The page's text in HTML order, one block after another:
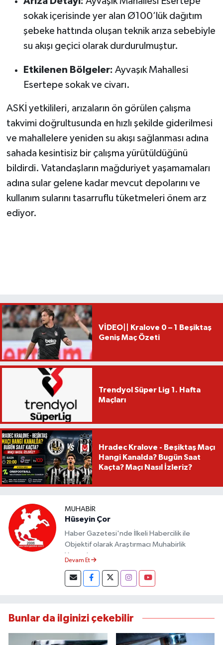
sokak içerisinde yer alan Ø100’lük dağıtım
şebeke hattında oluşan teknik arıza sebebiyle
su akışı geçici olarak durdurulmuştur.
Etkilenen Bölgeler: Ayvaşık Mahallesi
Esertepe sokak ve civarı.
ASKİ yetkilileri, arızaların ön görülen çalışma
takvimi doğrultusunda en hızlı şekilde giderilmesi
ve mahallelere yeniden su akışı sağlanması adına
sahada kesintisiz bir çalışma yürütüldüğünü
bildirdi. Vatandaşların mağduriyet yaşamamaları
adına sular gelene kadar mevcut depolarını ve
kullanım sularını tasarruflu tüketmeleri önem arz
ediyor.
VİDEO|| Kralove 0 – 1 Beşiktaş
Geniş Maç Özeti
Trendyol Süper Lig 1. Hafta
Maçları
Hradec Kralove - Beşiktaş Maçı
Hangi Kanalda? Bugün Saat
Kaçta? Maçı Nasıl İzleriz?
MUHABIR
Hüseyin Çor
Haber Gazetesi'nde İlkeli Habercilik ile
Objektif olarak Araştırmacı Muhabirlik
Yapmaktayım.
Devam Et
Bunlar da ilginizi çekebilir